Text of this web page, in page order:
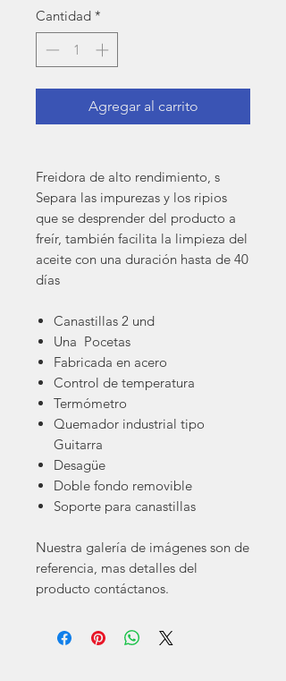
Cantidad *
Agregar al carrito
Freidora de alto rendimiento, s
Separa las impurezas y los ripios
que se desprender del producto a
freír, también facilita la limpieza del
aceite con una duración hasta de 40
días
Canastillas 2 und
Una Pocetas
Fabricada en acero
Control de temperatura
Termómetro
Quemador industrial tipo
Guitarra
Desagüe
Doble fondo removible
Soporte para canastillas
Nuestra galería de imágenes son de
referencia, mas detalles del
producto contáctanos.